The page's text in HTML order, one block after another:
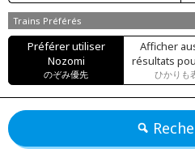
Trains Préférés
Préférer utiliser
Nozomi
のぞみ優先
Afficher
résultats
ひかりも